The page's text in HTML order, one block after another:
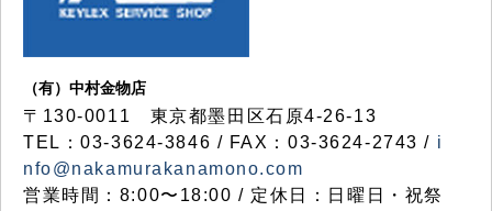
（有）中村金物店
〒130-0011 東京都墨田区石原4-26-13
TEL：03-3624-3846 / FAX：03-3624-2743 / i
nfo@nakamurakanamono.com
営業時間：8:00〜18:00 / 定休日：日曜日・祝祭